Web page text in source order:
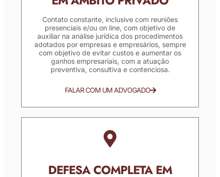
Contato constante, inclusive com reuniões
presenciais e/ou on line, com objetivo de
auxiliar na análise jurídica dos procedimentos
adotados por empresas e empresários, sempre
com objetivo de evitar custos e aumentar os
ganhos empresariais, com a atuação
preventiva, consultiva e contenciosa.
FALAR COM UM ADVOGADO
DEFESA COMPLETA EM